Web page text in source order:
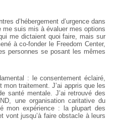
d’hébergement d’urgence dans
me suis mis à évaluer mes options
me dictaient quoi faire, mais sur
à co-fonder le Freedom Center,
personnes se posant les mêmes
: le consentement éclairé,
traitement. J’ai appris que les
santé mentale. J’ai retrouvé des
une organisation caritative du
mon expérience : la plupart des
vont jusqu’à faire obstacle à leurs